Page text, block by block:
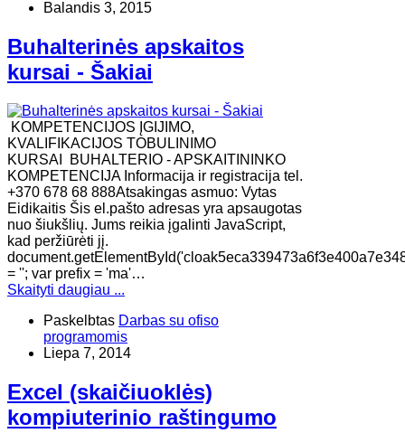
Balandis 3, 2015
Buhalterinės apskaitos
kursai - Šakiai
KOMPETENCIJOS ĮGIJIMO,
KVALIFIKACIJOS TOBULINIMO
KURSAI BUHALTERIO - APSKAITININKO
KOMPETENCIJA Informacija ir registracija tel.
+370 678 68 888Atsakingas asmuo: Vytas
Eidikaitis Šis el.pašto adresas yra apsaugotas
nuo šiukšlių. Jums reikia įgalinti JavaScript,
kad peržiūrėti jį.
= ''; var prefix = 'ma'…
Skaityti daugiau ...
Paskelbtas Darbas su ofiso
programomis
Liepa 7, 2014
Excel (skaičiuoklės)
kompiuterinio raštingumo